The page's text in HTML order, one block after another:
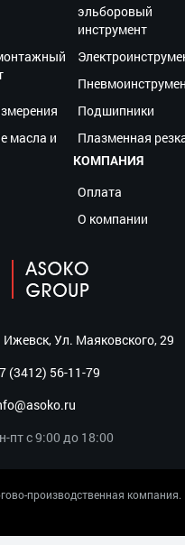
эльборовый
инструмент
Подшипники
масла и
Плазменная
КОМПАНИЯ
Оплата
О компании
Ижевск, Ул. Маяковского, 29
(3412) 56-11-79
пт c 9:00 до 18:00
производственная